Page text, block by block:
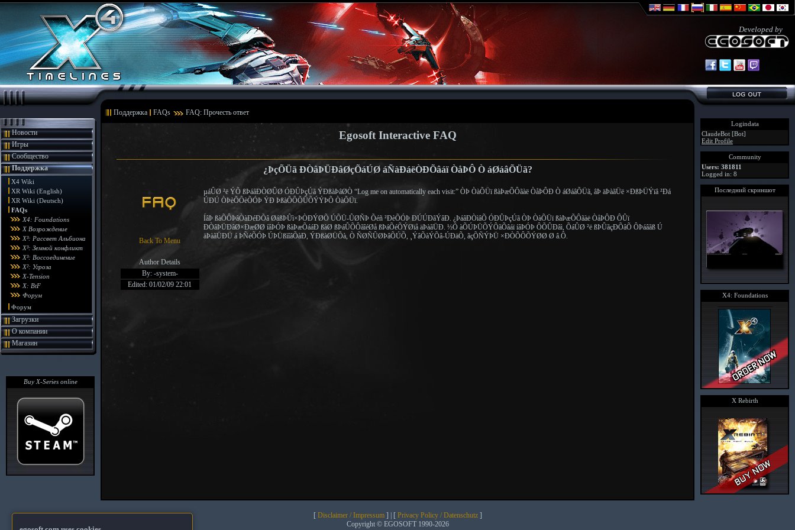
Developed by
Поддержка FAQs FAQ: Прочесть ответ
Новости
Игры
Сообщество
Поддержка
X4 Wiki
XR Wiki (English)
XR Wiki (Deutsch)
FAQs
X4: Foundations
X Возрождение
X³: Рассвет Альбиона
X³: Земной конфликт
X³: Воссоединение
X²: Угроза
X-Tension
X: BtF
Форум
Форум
Загрузки
О компании
Магазин
Buy X-Series online
Egosoft Interactive FAQ
¿ÞçÕÜã ÐÒâÞÜÐâØçÕáÚØ áÑàÐáëÒÐÕâáï ÒåÞÔ Ò áØáâÕÜã?
Back To Menu
Author Details
By: -system-
Edited: 01/02/09 22:01
µáÛØ ²ë ÝÕ ßÞáâÐÒØÛØ ÓÐÛÞçÚã ÝÐßàÞâØÒ “Log me on automatically each visit:” ÒÞ ÒàÕÜï ßàÞæÕÔãàë ÒåÞÔÐ Ò áØáâÕÜã, âÞ äÞàãÜë ×ÐßÞÜÝïâ ²Ðá
ÚÐÚ ÒÞèÕÔèÕÓÞ ÝÐ ÞßàÕÔÕÛÕÝÝÞÕ ÒàÕÜï.
ÍâÞ ßàÕÔÞâÒàÐéÐÕâ ØáßÞÛì×ÞÒÐÝØÕ ÚÕÜ-ÛØÑÞ Õéñ ²ÐèÕÓÞ ÐÚÚÐãÝâÐ. ¿ÞáâÐÒìâÕ ÓÐÛÞçÚã ÒÞ ÒàÕÜï ßàÞæÕÔãàë ÒåÞÔÐ ÔÛï
ÐÒâÞÜÐâØ×ÐæØØ íâÞÓÞ ßàÞæÕááÐ ßàØ ßÞáÛÕÔãîéØå ßÞáÕéÕÝØïå äÞàãÜÐ. ½Õ àÕÚÞÜÕÝÔãÕâáï íâÞÓÞ ÔÕÛÐâì, ÕáÛØ ²ë ßÞÛãçÐÕâÕ ÔÞáâãß Ú
äÞàãÜÐÜ á ÞÑéÕÓÞ ÚÞÜßìîâÕàÐ, ÝÐßàØÜÕà, Ò ÑØÑÛØÞâÕÚÕ, ¸ÝâÕàÝÕâ-ÚÐäÕ, ãçÕÑÝÞÜ ×ÐÒÕÔÕÝØØ Ø â.Ô.
Logindata
ClaudeBot [Bot]
Edit Profile
Community
Users: 381811
Logged in: 8
Последний скриншот
X4: Foundations
X Rebirth
[ Disclaimer / Impressum] | [ Privacy Policy / Datenschutz]
Copyright © EGOSOFT 1990-2026